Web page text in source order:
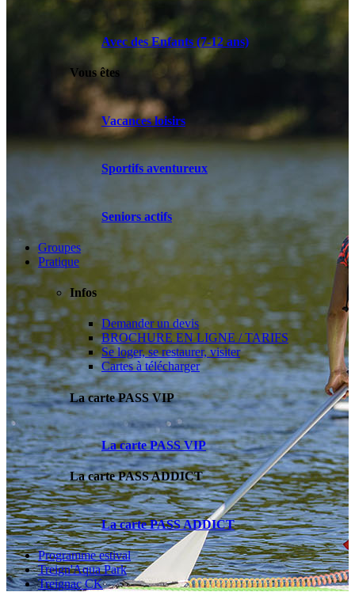
Avec des Enfants (7-12 ans)
Vous êtes
Vacances loisirs
Sportifs aventureux
Seniors actifs
Groupes
Pratique
Infos
Demander un devis
BROCHURE EN LIGNE / TARIFS
Se loger, se restaurer, visiter
Cartes à télécharger
La carte PASS VIP
La carte PASS VIP
La carte PASS ADDICT
La carte PASS ADDICT
Programme estival
Treign'Aqua Park
Treignac CK